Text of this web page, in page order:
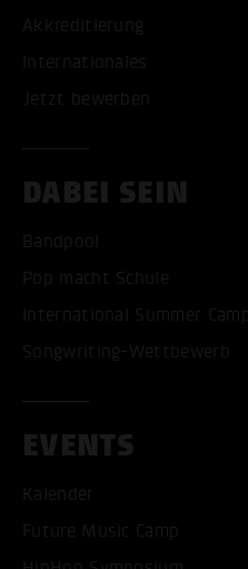
Akkreditierung
Internationales
Jetzt bewerben
DABEI SEIN
Bandpool
Pop macht Schule
International Summer Camp
Songwriting-Wettbewerb
EVENTS
Kalender
Future Music Camp